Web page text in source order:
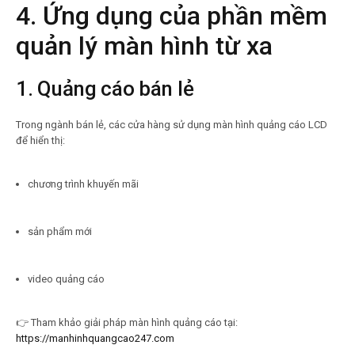
4. Ứng dụng của phần mềm
quản lý màn hình từ xa
1. Quảng cáo bán lẻ
Trong ngành bán lẻ, các cửa hàng sử dụng màn hình quảng cáo LCD
để hiển thị:
chương trình khuyến mãi
sản phẩm mới
video quảng cáo
👉 Tham khảo giải pháp màn hình quảng cáo tại:
https://manhinhquangcao247.com